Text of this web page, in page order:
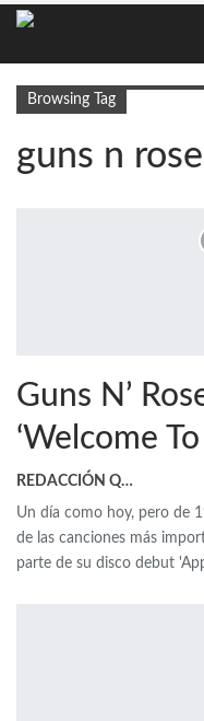
Browsing Tag
guns n
Guns N’
‘Welcome
REDACCIÓN QRP
Un día como hoy, pero de
de las canciones más
parte de su disco debut